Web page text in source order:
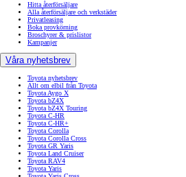
Hitta återförsäljare
Alla återförsäljare och verkstäder
Privatleasing
Boka provkörning
Broschyrer & prislistor
Kampanjer
Våra nyhetsbrev
Toyota nyhetsbrev
Allt om elbil från Toyota
Toyota Aygo X
Toyota bZ4X
Toyota bZ4X Touring
Toyota C-HR
Toyota C-HR+
Toyota Corolla
Toyota Corolla Cross
Toyota GR Yaris
Toyota Land Cruiser
Toyota RAV4
Toyota Yaris